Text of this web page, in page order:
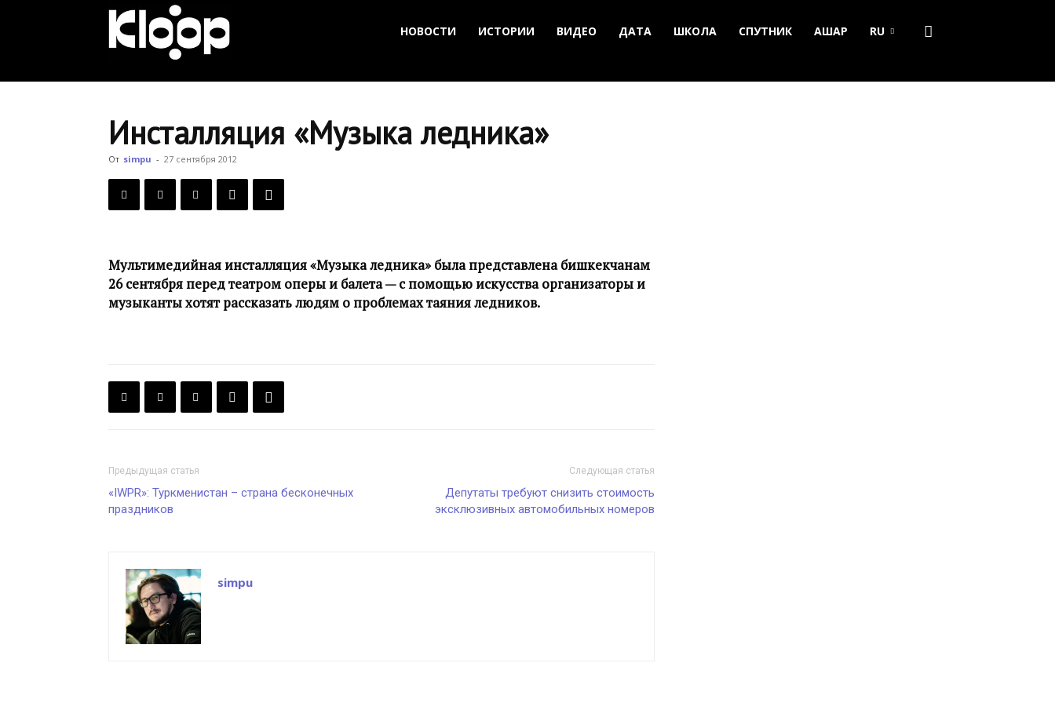
Новости
НОВОСТИ ИСТОРИИ ВИДЕО ДАТА ШКОЛА СПУТНИК АШАР RU
Инсталляция «Музыка ледника»
От simpu - 27 сентября 2012
Мультимедийная инсталляция «Музыка ледника» была представлена бишкекчанам
26 сентября перед театром оперы и балета — с помощью искусства организаторы и
музыканты хотят рассказать людям о проблемах таяния ледников.
Предыдущая статья
«IWPR»: Туркменистан – страна бесконечных
праздников
Следующая статья
Депутаты требуют снизить стоимость
эксклюзивных автомобильных номеров
simpu